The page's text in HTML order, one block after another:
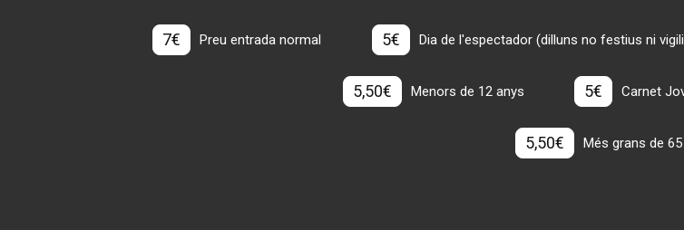
7€ Preu entrada normal 5€ Dia de l'espectador (dilluns no festius ni
5,50€ Menors de 12 anys 5€ Carnet
5,50€ Més grans de